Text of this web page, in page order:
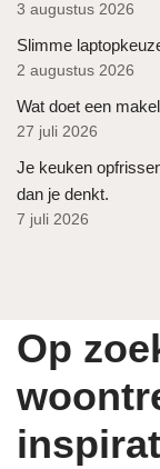
3 augustus 2026
Slimme
2 augustus 2026
Wat doet een
27 juli 2026
Je keuken
dan je denkt.
7 juli 2026
Op